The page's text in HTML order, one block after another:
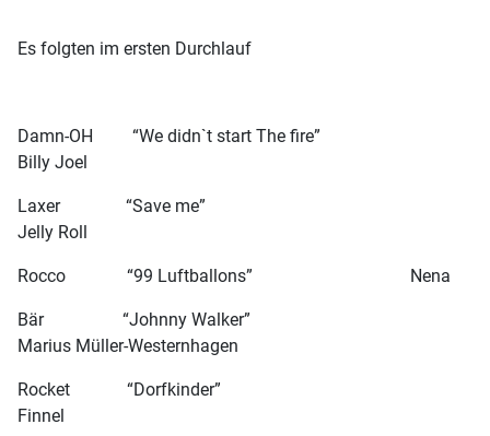
Es folgten im ersten Durchlauf
Damn-OH “We didn`t start The fire”
Billy Joel
Laxer “Save me”
Jelly Roll
Rocco “99 Luftballons” Nena
Bär “Johnny Walker”
Marius Müller-Westernhagen
Rocket “Dorfkinder”
Finnel